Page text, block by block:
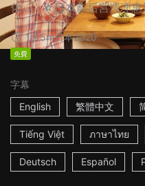
化…… ☆日本影后宮澤理惠
1h15m日本2020
免費
字幕
English
繁體中文
Tiếng Việt ภาษาไทย
Deutsch Español